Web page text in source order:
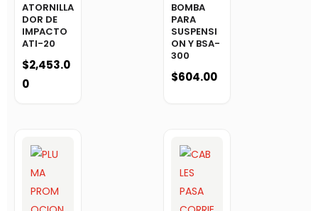
ATORNILLA
DOR DE
IMPACTO
ATI-20
$2,453.0
0
BOMBA
PARA
SUSPENSI
ON Y BSA-
300
$604.00